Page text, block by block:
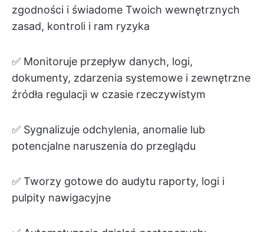
zgodności i świadome Twoich wewnętrznych
zasad, kontroli i ram ryzyka
✅ Monitoruje przepływ danych, logi,
dokumenty, zdarzenia systemowe i zewnętrzne
źródła regulacji w czasie rzeczywistym
✅ Sygnalizuje odchylenia, anomalie lub
potencjalne naruszenia do przeglądu
✅ Tworzy gotowe do audytu raporty, logi i
pulpity nawigacyjne